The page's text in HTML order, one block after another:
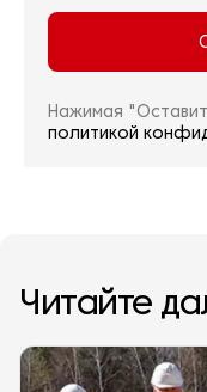
Нажимая
политикой
Читайте